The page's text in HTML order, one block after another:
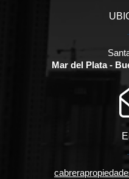
Mar del Plata -